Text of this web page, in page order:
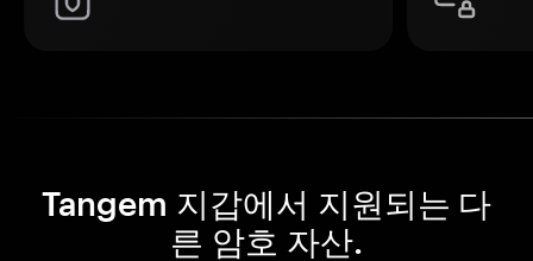
Tangem 지갑에서 지원되는 다
른 암호 자산.